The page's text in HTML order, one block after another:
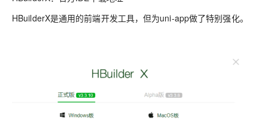
HBuilderX是通用的前端开发工具，但为uni-app做了特别强化。